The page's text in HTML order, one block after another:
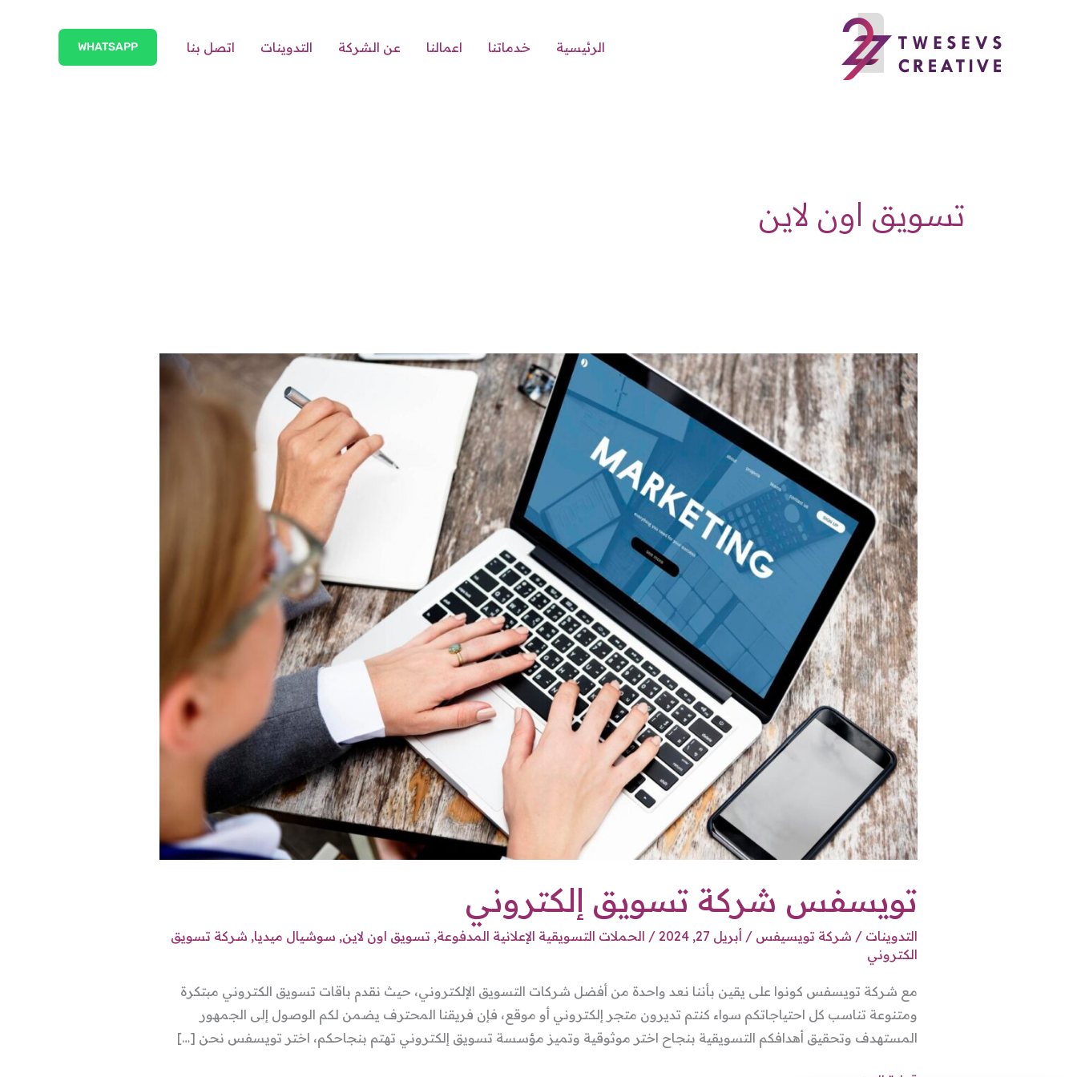
الرئيسية خدماتنا اعمالنا عن الشركة التدوينات اتصل بنا WHATSAPP
تسويق اون لاين
تويسفس شركة تسويق إلكتروني
التدوينات / شركة تويسيفس / أبريل 27, 2024 / الحملات التسويقية الإعلانية المدفوعة, تسويق اون لاين, سوشيال ميديا, شركة تسويق
الكتروني
مع شركة تويسفس كونوا على يقين بأننا نعد واحدة من أفضل شركات التسويق الإلكتروني، حيث نقدم باقات تسويق الكتروني مبتكرة
ومتنوعة تناسب كل احتياجاتكم سواء كنتم تديرون متجر إلكتروني أو موقع، فإن فريقنا المحترف يضمن لكم الوصول إلى الجمهور
المستهدف وتحقيق أهدافكم التسويقية بنجاح اختر موثوقية وتميز مؤسسة تسويق إلكتروني تهتم بنجاحكم، اختر تويسفس نحن […]
تويسفس
شركة
تسويق
إلكتروني